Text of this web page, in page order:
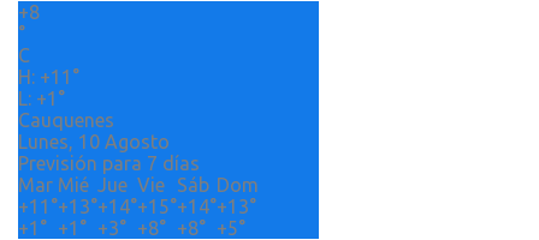
i
s
+8
°
C
H: +11°
L: +1°
Cauquenes
Lunes, 10 Agosto
Previsión para 7 días
Mar Mié Jue Vie Sáb Dom
+11°+13°+14°+15°+14°+13°
+1° +1° +3° +8° +8° +5°